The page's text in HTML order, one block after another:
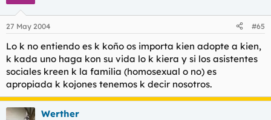
27 May 2004 #65
Lo k no entiendo es k koño os importa kien adopte a kien,
k kada uno haga kon su vida lo k kiera y si los asistentes
sociales kreen k la familia (homosexual o no) es
apropiada k kojones tenemos k decir nosotros.
Werther